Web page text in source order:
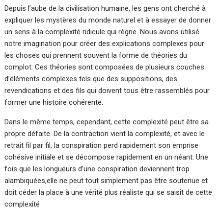
Depuis l’aube de la civilisation humaine, les gens ont cherché à
expliquer les mystères du monde naturel et à essayer de donner
un sens à la complexité ridicule qui règne. Nous avons utilisé
notre imagination pour créer des explications complexes pour
les choses qui prennent souvent la forme de théories du
complot. Ces théories sont composées de plusieurs couches
d’éléments complexes tels que des suppositions, des
revendications et des fils qui doivent tous être rassemblés pour
former une histoire cohérente.
Dans le même temps, cependant, cette complexité peut être sa
propre défaite. De la contraction vient la complexité, et avec le
retrait fil par fil, la conspiration perd rapidement son emprise
cohésive initiale et se décompose rapidement en un néant. Une
fois que les longueurs d’une conspiration deviennent trop
alambiquées,elle ne peut tout simplement pas être soutenue et
doit céder la place à une vérité plus réaliste qui se saisit de cette
complexité